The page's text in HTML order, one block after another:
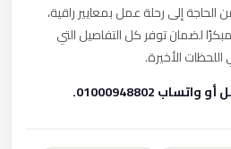
إلى رحلة عمل بمعايير راقية،
لضمان توفر كل التفاصيل التي
الأخيرة.
01000948802.